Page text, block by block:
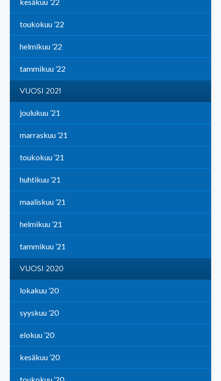
toukokuu ’22
helmikuu ’22
tammikuu ’22
VUOSI 2021
joulukuu ’21
marraskuu ’21
toukokuu ’21
huhtikuu ’21
maaliskuu ’21
helmikuu ’21
tammikuu ’21
VUOSI 2020
lokakuu ’20
syyskuu ’20
elokuu ’20
kesäkuu ’20